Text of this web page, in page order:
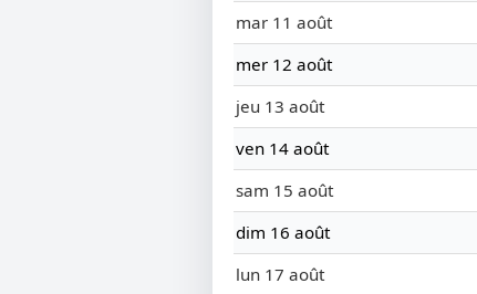
mar 11 août
mer 12 août
jeu 13 août
ven 14 août
sam 15 août
dim 16 août
lun 17 août